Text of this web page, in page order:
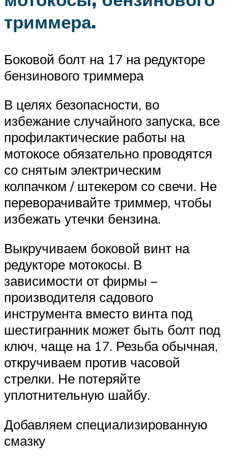
триммера.
Боковой болт на 17 на редукторе
бензинового триммера
В целях безопасности, во
избежание случайного запуска, все
профилактические работы на
мотокосе обязательно проводятся
со снятым электрическим
колпачком / штекером со свечи. Не
переворачивайте триммер, чтобы
избежать утечки бензина.
Выкручиваем боковой винт на
редукторе мотокосы. В
зависимости от фирмы –
производителя садового
инструмента вместо винта под
шестигранник может быть болт под
ключ, чаще на 17. Резьба обычная,
откручиваем против часовой
стрелки. Не потеряйте
уплотнительную шайбу.
Добавляем специализированную
смазку